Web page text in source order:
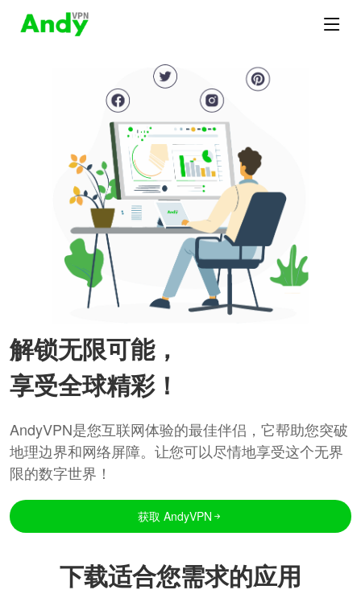
解锁无限可能，
享受全球精彩！
AndyVPN是您互联网体验的最佳伴侣，它帮助您突破
地理边界和网络屏障。让您可以尽情地享受这个无界
限的数字世界！
获取 AndyVPN
下载适合您需求的应用